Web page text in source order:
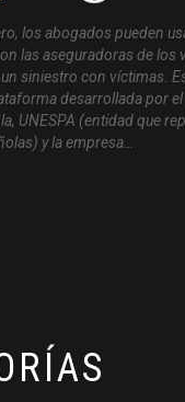
los abogados pueden
las aseguradoras de los
siniestro con víctimas.
desarrollada por el
UNESPA (entidad que
y la empresa…